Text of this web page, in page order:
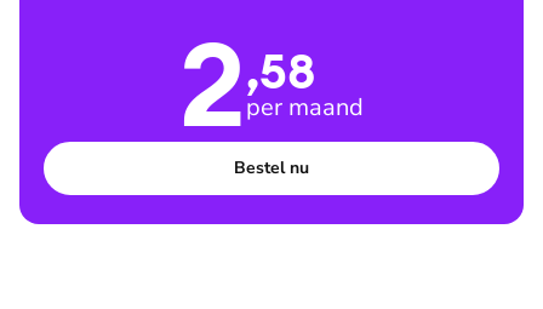
2,58
per maand
Bestel nu